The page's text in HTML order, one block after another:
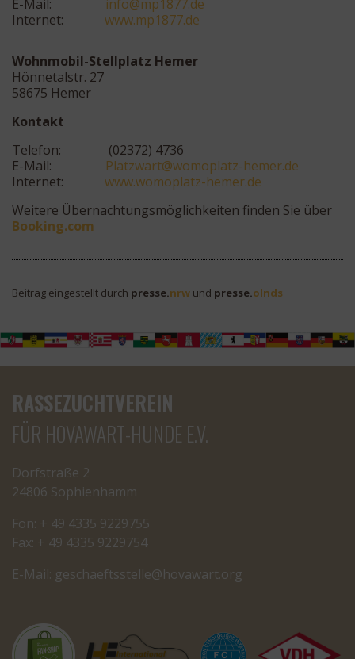
E-Mail:
ed.77
81pm@
ofni
Internet: www.mp1877.de
Wohnmobil-Stellplatz Hemer
Hönnetalstr. 27
58675 Hemer
Kontakt
Telefon: (02372) 4736
E-Mail:
ed.re
meh-z
talpo
mow@t
rawzt
alP
Internet: www.womoplatz-hemer.de
Weitere Übernachtungsmöglichkeiten finden Sie über
Booking.com
Beitrag eingestellt durch presse.nrw und presse.olnds
RASSEZUCHTVEREIN
FÜR HOVAWART-HUNDE E.V.
Dorfstraße 2
24806 Sophienhamm
Fon: + 49 4335 9229755
Fax: + 49 4335 9229754
E-Mail:
gro.t
rawav
oh@el
letss
tfeah
cseg